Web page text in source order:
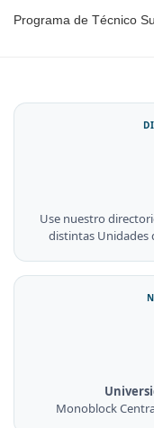
Programa de Técnico
Use nuestro
distintas Unidades
Monoblock